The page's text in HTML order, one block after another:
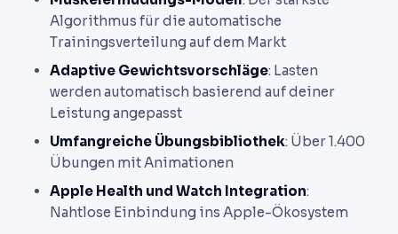
Algorithmus für die automatische
Trainingsverteilung auf dem Markt
Adaptive Gewichtsvorschläge: Lasten
werden automatisch basierend auf deiner
Leistung angepasst
Umfangreiche Übungsbibliothek: Über 1.400
Übungen mit Animationen
Apple Health und Watch Integration:
Nahtlose Einbindung ins Apple-Ökosystem